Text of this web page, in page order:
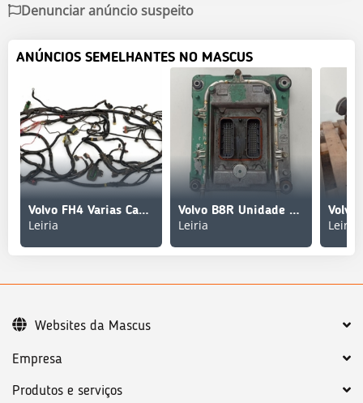
Denunciar anúncio suspeito
ANÚNCIOS SEMELHANTES NO MASCUS
Volvo FH4 Varias Cablagem de Chassis
Leiria
Volvo B8R Unidade de Controlo Motor
Leiria Leiria
Empresa
Produtos e serviços
Websites da Mascus